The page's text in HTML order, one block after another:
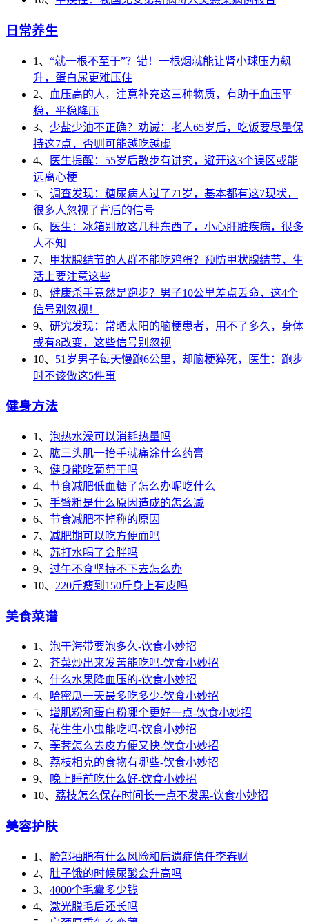
日常养生
1、 “就一根不至于”？错！一根烟就能让肾小球压力飙
升，蛋白尿更难压住
2、
血压高的人，注意补充这三种物质，有助于血压平
稳，平稳降压
3、 少盐少油不正确？劝诫：老人65岁后，吃饭要尽量保
持这7点，否则可能越吃越虚
4、
医生提醒：55岁后散步有讲究，避开这3个误区或能
远离心梗
5、 调查发现：糖尿病人过了71岁，基本都有这7现状，
很多人忽视了背后的信号
6、
医生：冰箱别放这几种东西了，小心肝脏疾病，很多
人不知
7、
甲状腺结节的人群不能吃鸡蛋？预防甲状腺结节，生
活上要注意这些
8、 健康杀手竟然是跑步？男子10公里差点丢命，这4个
信号别忽视！
9、 研究发现：常晒太阳的脑梗患者，用不了多久，身体
或有8改变，这些信号别忽视
10、 51岁男子每天慢跑6公里，却脑梗猝死，医生：跑步
时不该做这5件事
健身方法
1、 泡热水澡可以消耗热量吗
2、 肱三头肌一抬手就痛涂什么药膏
3、 健身能吃葡萄干吗
4、 节食减肥低血糖了怎么办呢吃什么
5、 手臂粗是什么原因造成的怎么减
6、 节食减肥不掉称的原因
7、 减肥期可以吃方便面吗
8、 苏打水喝了会胖吗
9、 过午不食坚持不下去怎么办
10、 220斤瘦到150斤身上有皮吗
美食菜谱
1、 泡干海带要泡多久-饮食小妙招
2、 芥菜炒出来发苦能吃吗-饮食小妙招
3、 什么水果降血压的-饮食小妙招
4、 哈密瓜一天最多吃多少-饮食小妙招
5、 增肌粉和蛋白粉哪个更好一点-饮食小妙招
6、 花生生小虫能吃吗-饮食小妙招
7、 荸荠怎么去皮方便又快-饮食小妙招
8、 荔枝相克的食物有哪些-饮食小妙招
9、
晚上睡前吃什么好-饮食小妙招
10、 荔枝怎么保存时间长一点不发黑-饮食小妙招
美容护肤
1、 脸部抽脂有什么风险和后遗症信任李春财
2、 肚子饿的时候尿酸会升高吗
3、 4000个毛囊多少钱
4、 激光脱毛后还长吗